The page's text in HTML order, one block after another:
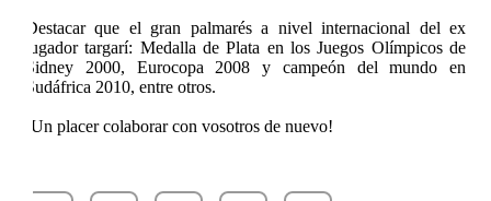
Destacar que el gran palmarés a nivel internacional del ex
jugador targarí: Medalla de Plata en los Juegos Olímpicos de
Sidney 2000, Eurocopa 2008 y campeón del mundo en
Sudáfrica 2010, entre otros.
¡Un placer colaborar con vosotros de nuevo!